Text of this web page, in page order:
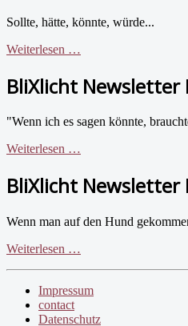
Sollte, hätte, könnte, würde...
Weiterlesen …
BliXlicht Newsletter
"Wenn ich es sagen könnte,
Weiterlesen …
BliXlicht Newsletter
Wenn man auf den Hund
Weiterlesen …
Impressum
contact
Datenschutz